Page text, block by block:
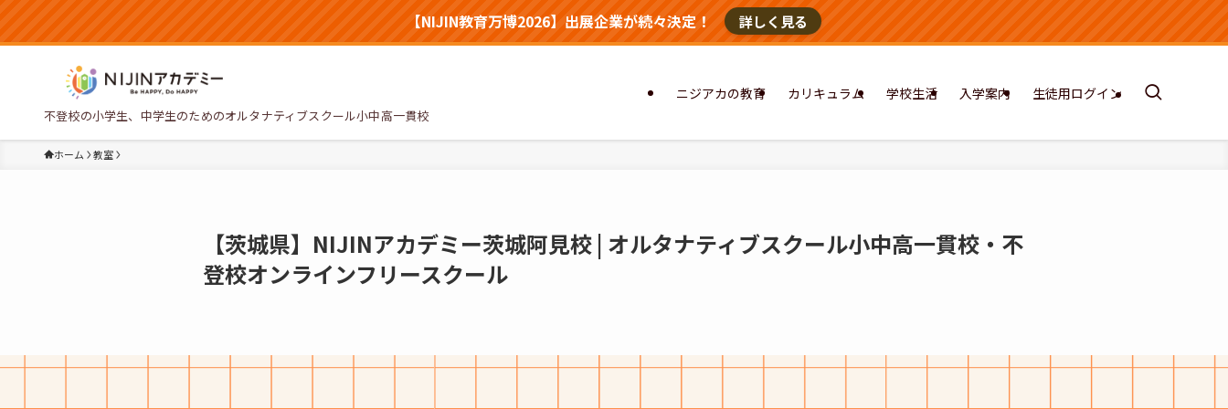
【NIJIN教育万博2026】出展企業が続々決定！ 詳しく見る
不登校の小学生、中学生のためのオルタナティブスクール小中高一貫校
ニジアカの教育 カリキュラム 学校生活 入学案内 生徒用ログイン
ホーム 教室
【茨城県】NIJINアカデミー茨城阿見校 | オルタナティブスクール小中高一貫校・不
登校オンラインフリースクール